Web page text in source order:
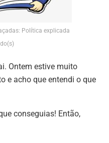
Política explicada
Ontem estive muito
e acho que entendi o que
conseguias! Então,